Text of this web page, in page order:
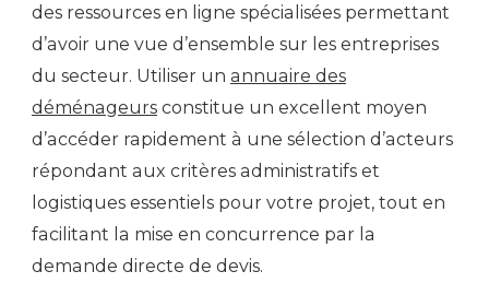
des ressources en ligne spécialisées permettant
d’avoir une vue d’ensemble sur les entreprises
du secteur. Utiliser un annuaire des
déménageurs constitue un excellent moyen
d’accéder rapidement à une sélection d’acteurs
répondant aux critères administratifs et
logistiques essentiels pour votre projet, tout en
facilitant la mise en concurrence par la
demande directe de devis.